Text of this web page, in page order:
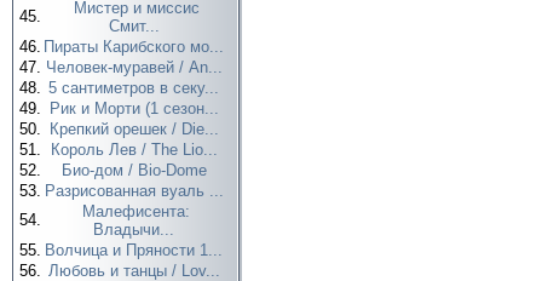
45.
Мистер и миссис
Смит...
46. Пираты Карибского мо...
47. Человек-муравей / An...
48. 5 сантиметров в секу...
49.
Рик и Морти (1 сезон...
50.
Крепкий орешек / Die...
51.
Король Лев / The Lio...
52.
Био-дом / Bio-Dome
53. Разрисованная вуаль ...
54.
Малефисента:
Владычи...
55. Волчица и Пряности 1...
56. Любовь и танцы / Lov...